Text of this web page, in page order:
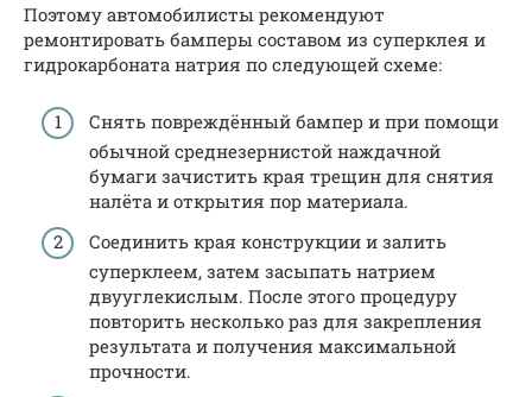
Поэтому автомобилисты рекомендуют
ремонтировать бамперы составом из суперклея и
гидрокарбоната натрия по следующей схеме:
Снять повреждённый бампер и при помощи
обычной среднезернистой наждачной
бумаги зачистить края трещин для снятия
налёта и открытия пор материала.
Соединить края конструкции и залить
суперклеем, затем засыпать натрием
двууглекислым. После этого процедуру
повторить несколько раз для закрепления
результата и получения максимальной
прочности.